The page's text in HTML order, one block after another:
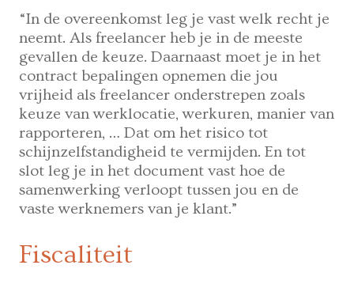
“In de overeenkomst leg je vast welk recht je
neemt. Als freelancer heb je in de meeste
gevallen de keuze. Daarnaast moet je in het
contract bepalingen opnemen die jou
vrijheid als freelancer onderstrepen zoals
keuze van werklocatie, werkuren, manier van
rapporteren, … Dat om het risico tot
schijnzelfstandigheid te vermijden. En tot
slot leg je in het document vast hoe de
samenwerking verloopt tussen jou en de
vaste werknemers van je klant.”
Fiscaliteit